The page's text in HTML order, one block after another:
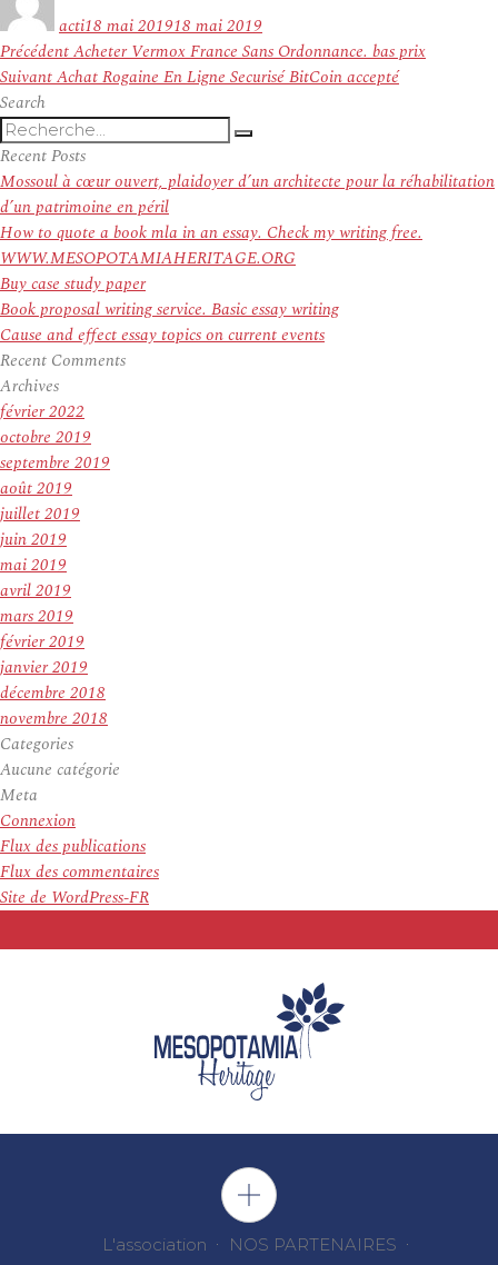
actile
18 mai 201918 mai 2019
Navigation
de
l’article
PrécédentArticle
précédent :
Acheter Vermox France Sans Ordonnance. bas prix
SuivantArticle
Achat Rogaine En Ligne Securisé BitCoin accepté
Search
Recherche
pour
:
Recherche
Recent Posts
Mossoul à cœur ouvert, plaidoyer d’un architecte pour la réhabilitation
d’un patrimoine en péril
How to quote a book mla in an essay. Check my writing free.
WWW.MESOPOTAMIAHERITAGE.ORG
Buy case study paper
Book proposal writing service. Basic essay writing
Cause and effect essay topics on current events
Recent Comments
Archives
février 2022
octobre 2019
septembre 2019
août 2019
juillet 2019
juin 2019
mai 2019
avril 2019
mars 2019
février 2019
janvier 2019
décembre 2018
novembre 2018
Categories
Aucune catégorie
Meta
Connexion
Flux des publications
Flux des commentaires
Site de WordPress-FR
L'association NOS PARTENAIRES